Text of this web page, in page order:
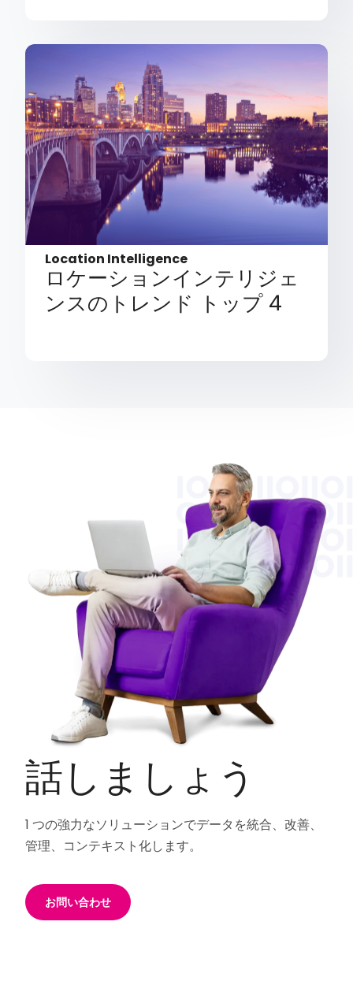
Location Intelligence
ロケーションインテリジェ
ンスのトレンド トップ 4
話しましょう
1 つの強力なソリューションでデータを統合、改善、
管理、コンテキスト化します。
お問い合わせ